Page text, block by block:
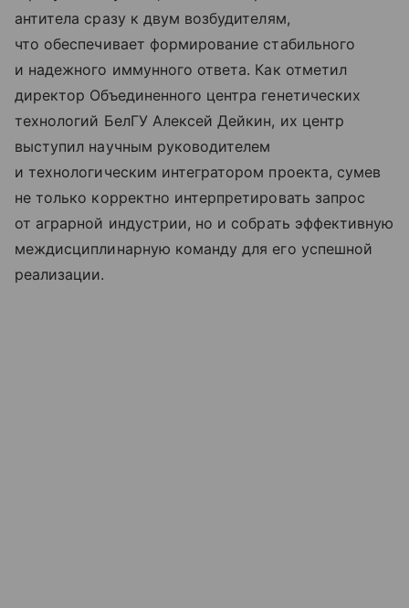
антитела сразу к двум возбудителям,
что обеспечивает формирование стабильного
и надежного иммунного ответа. Как отметил
директор Объединенного центра генетических
технологий БелГУ Алексей Дейкин, их центр
выступил научным руководителем
и технологическим интегратором проекта, сумев
не только корректно интерпретировать запрос
от аграрной индустрии, но и собрать эффективную
междисциплинарную команду для его успешной
реализации.